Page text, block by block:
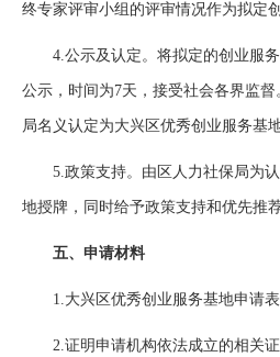
终专家评审小组的评审情况作为拟定
4.公示及认定。将拟定的创业服务
公示，时间为7天，接受社会各界监
局名义认定为大兴区优秀创业服务基地
5.政策支持。由区人力社保局为认
地授牌，同时给予政策支持和优先推
五、申请材料
1.大兴区优秀创业服务基地申请表
2.证明申请机构依法成立的相关证